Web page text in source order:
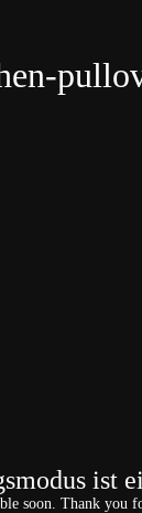
ist
soon. Thank you